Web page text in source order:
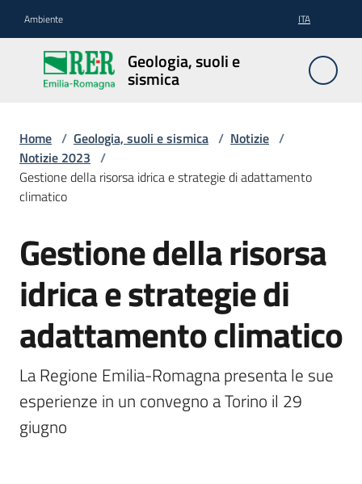
Ambiente ITA
Geologia, suoli e
sismica
Geologia,
suoli e
sismica
Geologia
Sismica
e
banche
dati
Home / Geologia, suoli e sismica / Notizie /
Notizie 2023 /
Gestione della risorsa idrica e strategie di adattamento
climatico
Salta al contenuto
Gestione della risorsa
idrica e strategie di
adattamento climatico
La Regione Emilia-Romagna presenta le sue
esperienze in un convegno a Torino il 29
giugno